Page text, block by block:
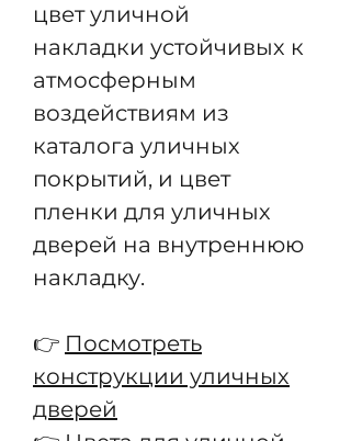
цвет уличной
накладки устойчивых к
атмосферным
воздействиям из
каталога уличных
покрытий, и цвет
пленки для уличных
дверей на внутреннюю
накладку.
👉 Посмотреть
конструкции уличных
дверей